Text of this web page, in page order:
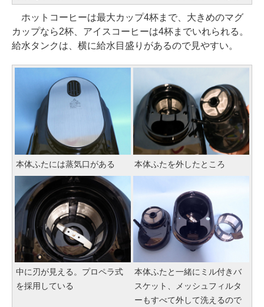
ホットコーヒーは最大カップ4杯まで、大きめのマグ
カップなら2杯、アイスコーヒーは4杯までいれられる。
給水タンクは、横に給水目盛りがあるので見やすい。
本体ふたには蒸気口がある 本体ふたを外したところ
中に刃が見える。プロペラ式
を採用している
本体ふたと一緒にミル付きバ
スケット、メッシュフィルタ
ーもすべて外して洗えるので